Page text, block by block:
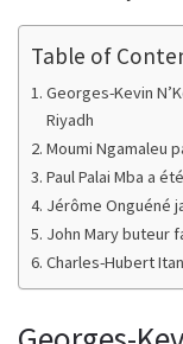
Table of
Georges-Kevin
Riyadh
Moumi Ngamaleu
Paul Palai Mba a
Jérôme Onguéné
John Mary buteur
Charles-Hubert